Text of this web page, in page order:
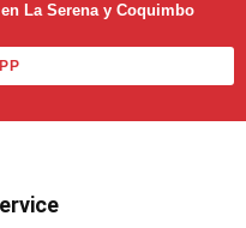
La Serena y Coquimbo